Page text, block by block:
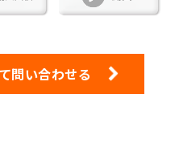
問い合わせる